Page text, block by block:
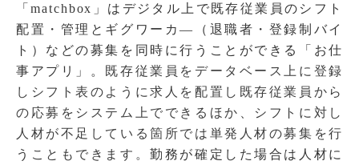
「matchbox」はデジタル上で既存従業員のシフト
配置・管理とギグワーカ―（退職者・登録制バイ
ト）などの募集を同時に行うことができる「お仕
事アプリ」。 既存従業員をデータベース上に登録
しシフト表のように求人を配置し既存従業員から
の応募をシステム上でできるほか、シフトに対し
人材が不足している箇所では単発人材の募集を行
うこともできます。勤務が確定した場合は人材に